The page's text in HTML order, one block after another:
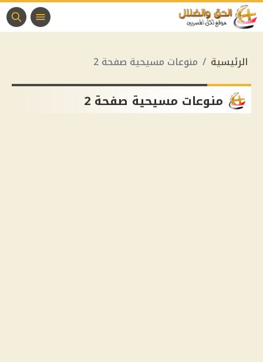
الرئيسية منوعات مسيحية صفحة 2
منوعات مسيحية صفحة 2